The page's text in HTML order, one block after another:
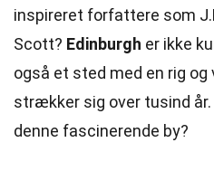
inspireret forfattere som
Scott? Edinburgh er ikke
også et sted med en rig
strækker sig over tusind
denne fascinerende by?